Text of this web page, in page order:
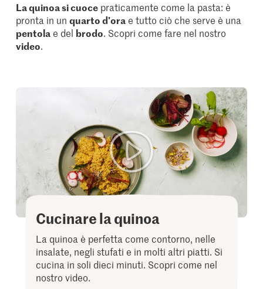
La quinoa si cuoce praticamente come la pasta: è
pronta in unquarto d'orae tutto ciò che serve è una
pentolae del brodo. Scopri come fare nel nostro
video.
Cucinare la quinoa
La quinoa è perfetta come contorno, nelle
insalate, negli stufati e in molti altri piatti. Si
cucina in soli dieci minuti. Scopri come nel
nostro video.